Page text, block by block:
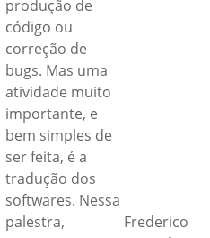
produção de
código ou
correção de
bugs. Mas uma
atividade muito
importante, e
bem simples de
ser feita, é a
tradução dos
softwares. Nessa
palestra,
Frederico